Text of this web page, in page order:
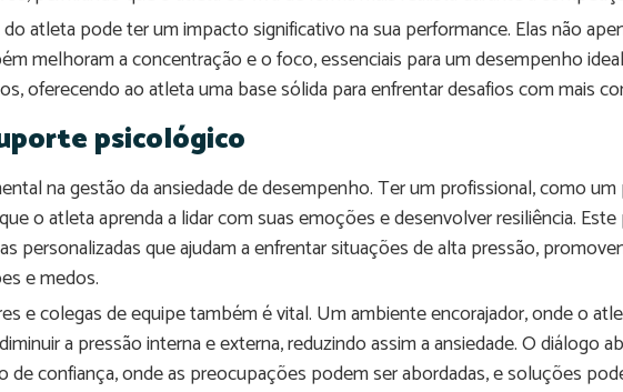
atleta pode ter um impacto significativo na sua performance. Elas não
melhoram a concentração e o foco, essenciais para um desempenho
oferecendo ao atleta uma base sólida para enfrentar desafios com mais
psicológico
na gestão da ansiedade de desempenho. Ter um profissional, como
o atleta aprenda a lidar com suas emoções e desenvolver resiliência.
personalizadas que ajudam a enfrentar situações de alta pressão,
e medos.
e colegas de equipe também é vital. Um ambiente encorajador, onde o
a pressão interna e externa, reduzindo assim a ansiedade. O diálogo
de confiança, onde as preocupações podem ser abordadas, e soluções